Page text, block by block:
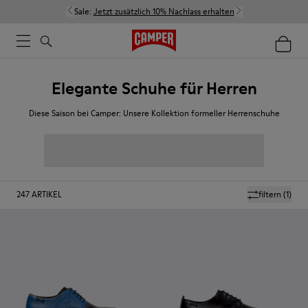
Sale: Jetzt zusätzlich 10% Nachlass erhalten
Elegante Schuhe für Herren
Diese Saison bei Camper: Unsere Kollektion formeller Herrenschuhe
filtern (1)
247ARTIKEL